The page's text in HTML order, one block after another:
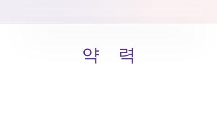
약 력